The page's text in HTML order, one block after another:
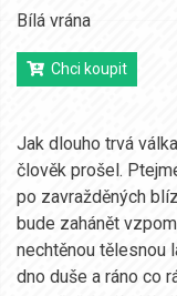
Bílá vrána
Chci koupit
Jak dlouho trvá
člověk prošel.
po zavražděných
bude zahánět
nechtěnou tělesnou
dno duše a ráno co